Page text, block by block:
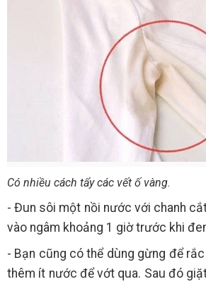
Có nhiều cách tẩy các vết ố vàng.
- Đun sôi một nồi nước với chanh
vào ngâm khoảng 1 giờ trước khi
- Bạn cũng có thể dùng gừng để
thêm ít nước để vớt qua. Sau đó